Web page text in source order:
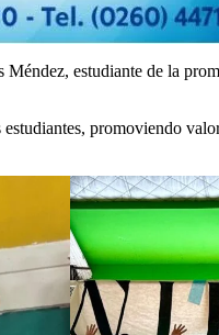
estudiante de la
promoviendo